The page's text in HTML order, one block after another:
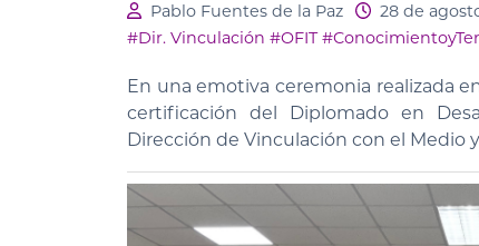
Pablo Fuentes de la Paz
28 de
#Dir. Vinculación #OFIT
En una emotiva ceremonia realizada
certificación del Diplomado en
Dirección de Vinculación con el Medio